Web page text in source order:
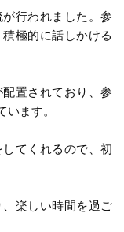
行われました。参
極的に話しかける
置されており、参
ます。
てくれるので、初
楽しい時間を過ご